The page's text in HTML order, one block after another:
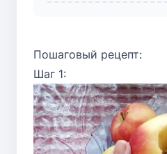
Пошаговый рецепт:
Шаг 1: